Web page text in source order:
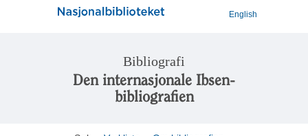
English
Bibliografi
Den internasjonale Ibsen-
bibliografien